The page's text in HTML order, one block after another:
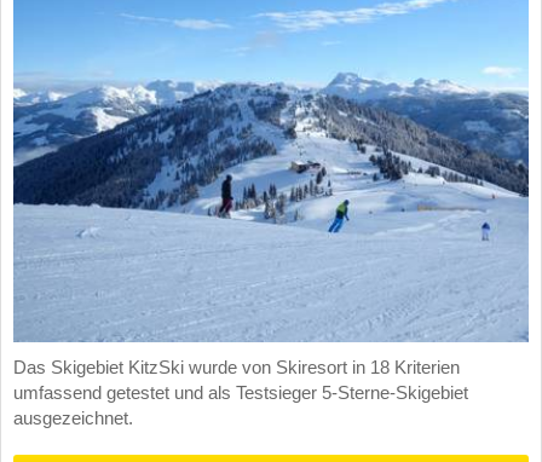
Das Skigebiet KitzSki wurde von Skiresort in 18 Kriterien
umfassend getestet und als Testsieger 5-Sterne-Skigebiet
ausgezeichnet.